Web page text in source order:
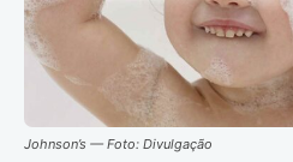
Johnson’s — Foto: Divulgação